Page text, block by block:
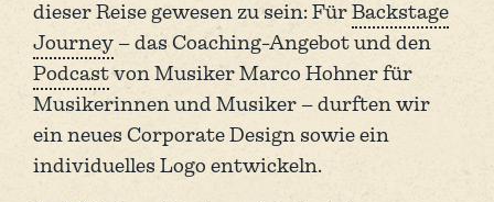
dieser Reise gewesen zu sein: Für Backstage
Journey – das Coaching-Angebot und den
Podcastvon Musiker Marco Hohner für
Musikerinnen und Musiker – durften wir
ein neues Corporate Design sowie ein
individuelles Logo entwickeln.